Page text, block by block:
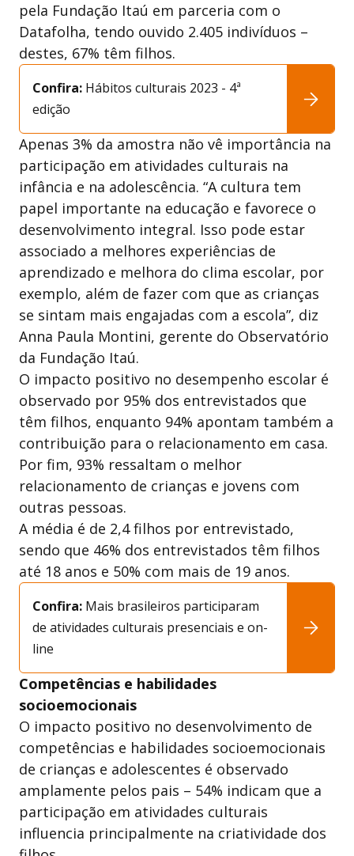
pela Fundação Itaú em parceria com o
Datafolha, tendo ouvido 2.405 indivíduos –
destes, 67% têm filhos.
Confira: Hábitos culturais 2023 - 4ª
edição
Apenas 3% da amostra não vê importância na
participação em atividades culturais na
infância e na adolescência. “A cultura tem
papel importante na educação e favorece o
desenvolvimento integral. Isso pode estar
associado a melhores experiências de
aprendizado e melhora do clima escolar, por
exemplo, além de fazer com que as crianças
se sintam mais engajadas com a escola”, diz
Anna Paula Montini, gerente do Observatório
da Fundação Itaú.
O impacto positivo no desempenho escolar é
observado por 95% dos entrevistados que
têm filhos, enquanto 94% apontam também a
contribuição para o relacionamento em casa.
Por fim, 93% ressaltam o melhor
relacionamento de crianças e jovens com
outras pessoas.
A média é de 2,4 filhos por entrevistado,
sendo que 46% dos entrevistados têm filhos
até 18 anos e 50% com mais de 19 anos.
Confira: Mais brasileiros participaram
de atividades culturais presenciais e on-
line
Competências e habilidades
socioemocionais
O impacto positivo no desenvolvimento de
competências e habilidades socioemocionais
de crianças e adolescentes é observado
amplamente pelos pais – 54% indicam que a
participação em atividades culturais
influencia principalmente na criatividade dos